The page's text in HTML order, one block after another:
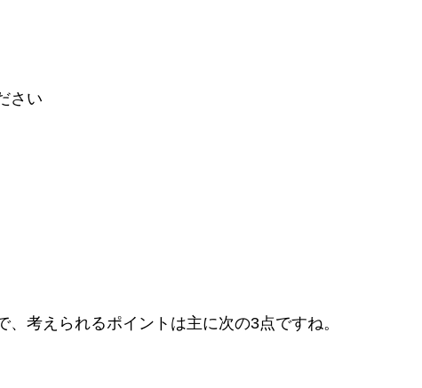
さい
考えられるポイントは主に次の3点ですね。